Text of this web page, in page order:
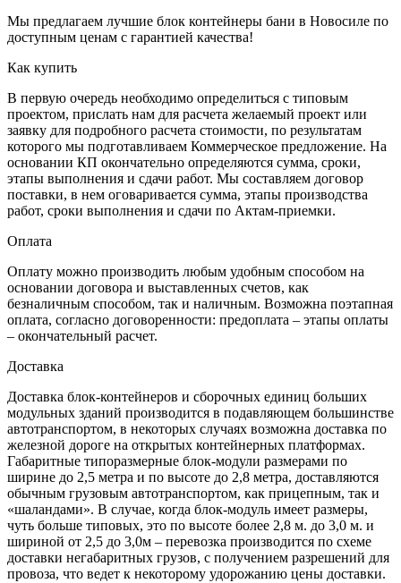
Мы предлагаем лучшие блок контейнеры бани в Новосиле по
доступным ценам с гарантией качества!
Как купить
В первую очередь необходимо определиться с типовым
проектом, прислать нам для расчета желаемый проект или
заявку для подробного расчета стоимости, по результатам
которого мы подготавливаем Коммерческое предложение. На
основании КП окончательно определяются сумма, сроки,
этапы выполнения и сдачи работ. Мы составляем договор
поставки, в нем оговаривается сумма, этапы производства
работ, сроки выполнения и сдачи по Актам-приемки.
Оплата
Оплату можно производить любым удобным способом на
основании договора и выставленных счетов, как
безналичным способом, так и наличным. Возможна поэтапная
оплата, согласно договоренности: предоплата – этапы оплаты
– окончательный расчет.
Доставка
Доставка блок-контейнеров и сборочных единиц больших
модульных зданий производится в подавляющем большинстве
автотранспортом, в некоторых случаях возможна доставка по
железной дороге на открытых контейнерных платформах.
Габаритные типоразмерные блок-модули размерами по
ширине до 2,5 метра и по высоте до 2,8 метра, доставляются
обычным грузовым автотранспортом, как прицепным, так и
«шаландами». В случае, когда блок-модуль имеет размеры,
чуть больше типовых, это по высоте более 2,8 м. до 3,0 м. и
шириной от 2,5 до 3,0м – перевозка производится по схеме
доставки негабаритных грузов, с получением разрешений для
провоза, что ведет к некоторому удорожанию цены доставки.